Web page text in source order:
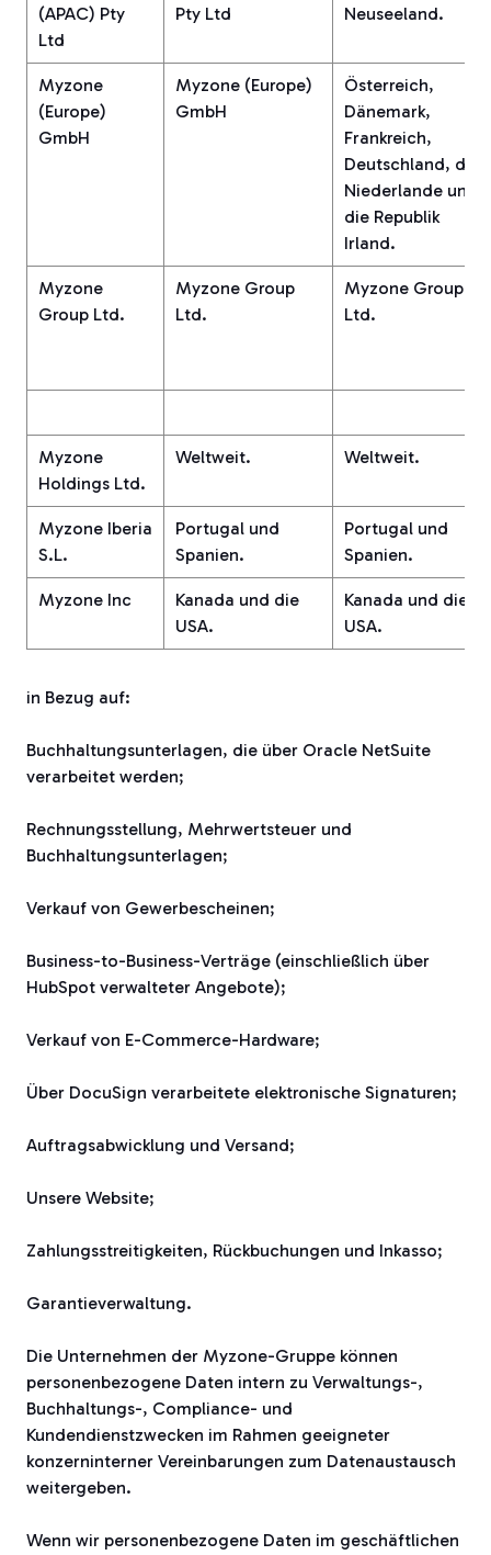
(APAC) Pty
Ltd
Pty Ltd Neuseeland.
Myzone
(Europe)
GmbH
Myzone (Europe)
GmbH
Österreich,
Dänemark,
Frankreich,
Deutschland, die
Niederlande und
die Republik
Irland.
Myzone
Group Ltd.
Myzone Group
Ltd.
Myzone Group
Ltd.
Myzone
Holdings Ltd.
Weltweit. Weltweit.
Myzone Iberia
S.L.
Portugal und
Spanien.
Portugal und
Spanien.
Myzone Inc
Kanada und die
USA.
Kanada und die
USA.
in Bezug auf:
Buchhaltungsunterlagen, die über Oracle NetSuite
verarbeitet werden;
Rechnungsstellung, Mehrwertsteuer und
Buchhaltungsunterlagen;
Verkauf von Gewerbescheinen;
Business-to-Business-Verträge (einschließlich über
HubSpot verwalteter Angebote);
Verkauf von E-Commerce-Hardware;
Über DocuSign verarbeitete elektronische Signaturen;
Auftragsabwicklung und Versand;
Unsere Website;
Zahlungsstreitigkeiten, Rückbuchungen und Inkasso;
Garantieverwaltung.
Die Unternehmen der Myzone-Gruppe können
personenbezogene Daten intern zu Verwaltungs-,
Buchhaltungs-, Compliance- und
Kundendienstzwecken im Rahmen geeigneter
konzerninterner Vereinbarungen zum Datenaustausch
weitergeben.
Wenn wir personenbezogene Daten im geschäftlichen